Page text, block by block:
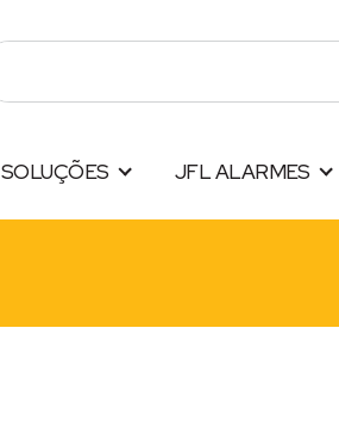
SOLUÇÕES JFL ALARMES